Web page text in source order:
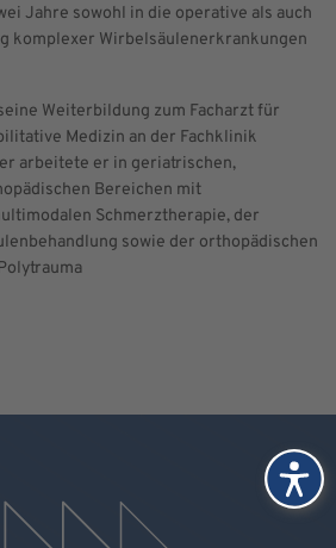
Jahre sowohl in die operative als auch
komplexer Wirbelsäulenerkrankungen
Weiterbildung zum Facharzt für
Medizin an der Fachklinik
arbeitete er in geriatrischen,
Bereichen mit
Schmerztherapie, der
sowie der orthopädischen